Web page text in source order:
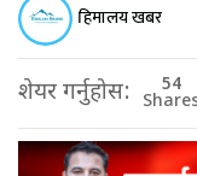
हिमालय खबर
शेयर गर्नुहोस: 54